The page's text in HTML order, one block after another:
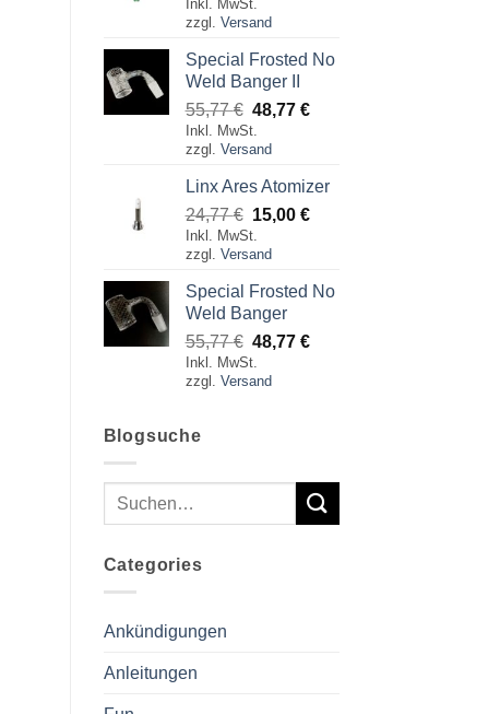
Preis
war:
13,77 €9,77 €.
Inkl. MwSt.
zzgl. Versand
Special Frosted No
Weld Banger II
55,77€ Ursprünglicher
Preis
war:
55,77 €
48,77€Aktueller
48,77 €.
Inkl. MwSt.
zzgl. Versand
Linx Ares Atomizer
24,77€ Ursprünglicher
Preis
war:
24,77 €
15,00€Aktueller
15,00 €.
Inkl. MwSt.
zzgl. Versand
Special Frosted No
Weld Banger
55,77€ Ursprünglicher
Preis
war:
48,77€Aktueller
Inkl. MwSt.
zzgl. Versand
Blogsuche
Categories
Ankündigungen
Anleitungen